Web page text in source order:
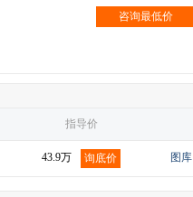
咨询最低价
指导价
43.9万 询底价 图库